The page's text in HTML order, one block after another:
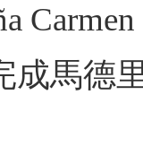
成馬德